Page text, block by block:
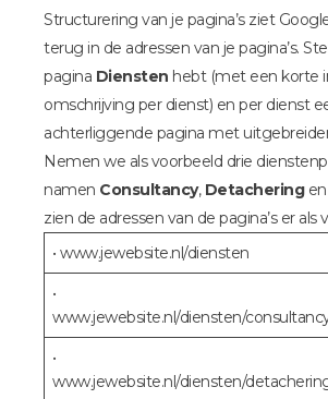
Structurering van je pagina’s ziet
terug in de adressen van je pagina’s.
pagina Diensten hebt (met een korte
omschrijving per dienst) en per dienst
achterliggende pagina met
Nemen we als voorbeeld drie
namen Consultancy, Detacheringen
zien de adressen van de pagina’s er als
• www.jewebsite.nl/diensten
•
www.jewebsite.nl/diensten/
•
www.jewebsite.nl/diensten/